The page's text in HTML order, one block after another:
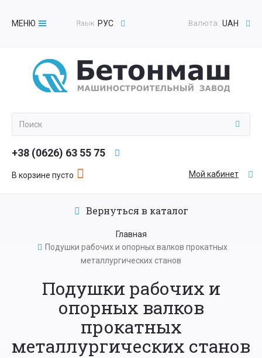
МЕНЮ
Toggle
Валюта: UAH
Язык РУС
+38 (0626) 63 55 75
В корзине пусто Мой кабинет
Вернуться в каталог
Главная
Подушки рабочих и опорных валков прокатных
металлургических станов
Подушки рабочих и
опорных валков
прокатных
металлургических станов